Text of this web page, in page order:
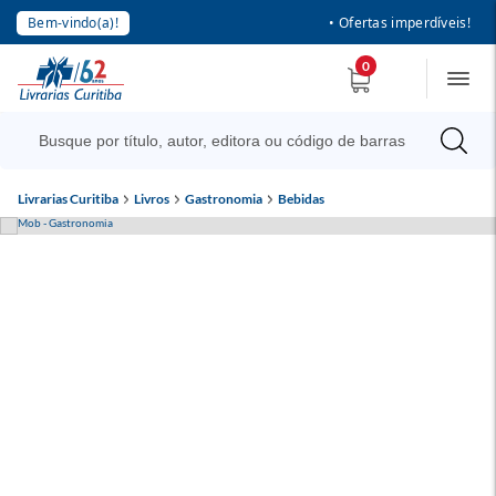
Bem-vindo(a)! • Ofertas imperdíveis!
0
Livrarias Curitiba Livros Gastronomia Bebidas